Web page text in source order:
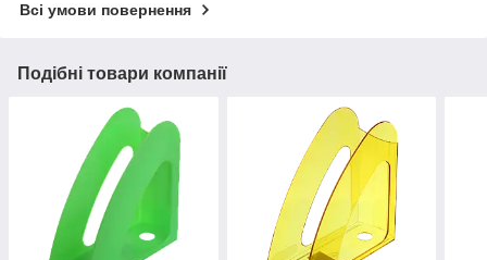
Всі умови повернення
Подібні товари компанії